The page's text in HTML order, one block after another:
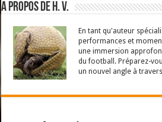
A propos de H. V.
En tant qu'auteur
performances et
une immersion
du football. Préparez-
un nouvel angle à